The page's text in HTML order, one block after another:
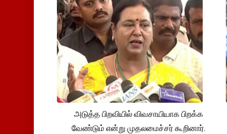
அடுத்த பிறவியில் விவசாயியாக பிறக்க
வேண்டும் என்று முதலமைச்சர் கூறினார்.